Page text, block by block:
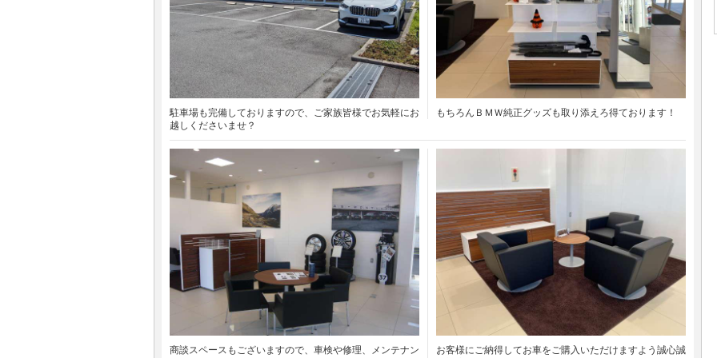
駐車場も完備しておりますので、ご家族皆様でお気軽にお
越しくださいませ？
もちろんＢＭＷ純正グッズも取り添えろ得ております！
商談スペースもございますので、車検や修理、メンテナン
お客様にご納得してお車をご購入いただけますよう誠心誠